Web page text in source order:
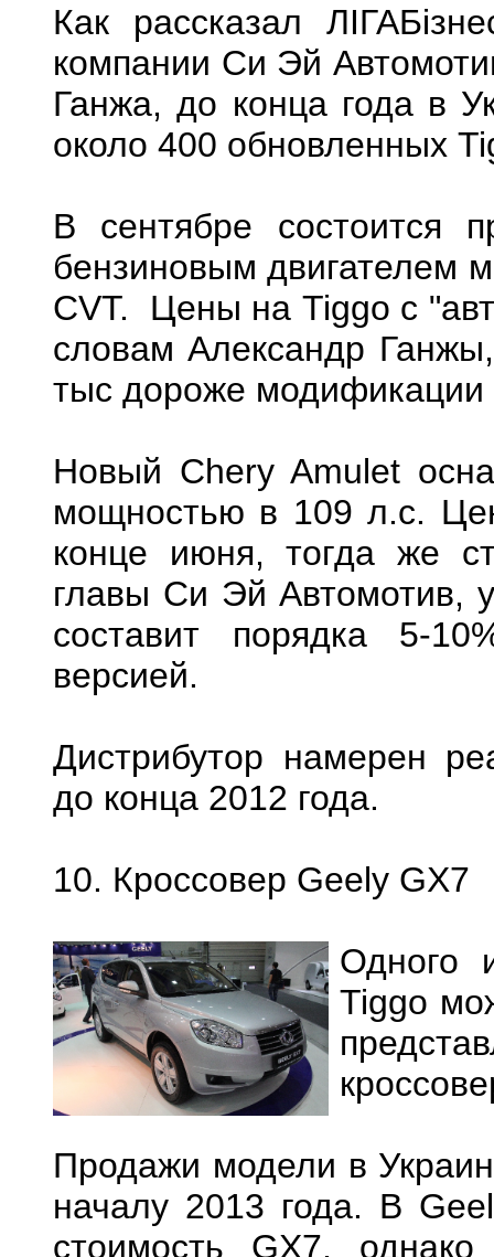
Как рассказал
компании Си Эй
Ганжа, до конца года в
около 400 обновленных
В сентябре состоится
бензиновым двигателем
CVT. Цены на Tiggo с
словам Александр
тыс дороже модификации
Новый Chery Amulet
мощностью в 109 л.с.
конце июня, тогда же
главы Си Эй Автомотив,
составит порядка 5-
версией.
Дистрибутор намерен
до конца 2012 года.
10. Кроссовер Geely GX7
Одного
Tiggo
Продажи модели в
началу 2013 года. В
стоимость GX7,